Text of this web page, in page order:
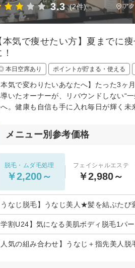
3.3 (2件) ア
本気で痩せたい方】夏までに
本日空席あり ポイントが貯まる・使える
本気で変わりたいあなたへ】たった3
いたオーナーが、リバウンドしない“
。健康も自信も手に入れ毎日が輝く未
メニュー別参考価格
脱毛・ムダ毛処理
￥2,200～
フェイシャルエステ
￥2,980～
うなじ脱毛】うなじ美人★髪を結ぶたび
学割U24】気になる美肌ボディ脱毛1パ
人気の組み合わせ】うなじ＋指先美人